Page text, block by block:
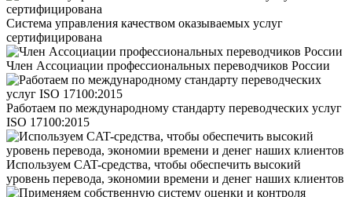
Система управления качеством оказываемых услуг
сертифицирована
Член Ассоциации профессиональных переводчиков России
Работаем по международному стандарту переводческих услуг
ISO 17100:2015
Используем CAT-средства, чтобы обеспечить высокий
уровень перевода, экономии времени и денег наших клиентов